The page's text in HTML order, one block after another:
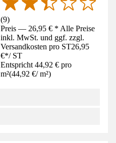
(9)
Preis — 26,95 € * Alle Preise
inkl. MwSt. und ggf. zzgl.
Versandkosten pro ST26,95
€*/ ST
Entspricht 44,92 € pro
m²(44,92 €/ m²)